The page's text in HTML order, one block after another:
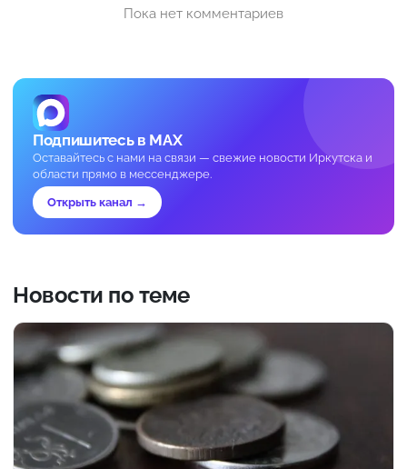
Пока нет комментариев
Подпишитесь в MAX
Оставайтесь с нами на связи — свежие новости Иркутска и
области прямо в мессенджере.
Открыть канал →
Новости по теме